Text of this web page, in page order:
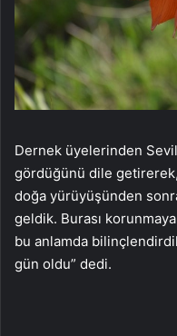
Dernek üyelerinden
gördüğünü dile
doğa yürüyüşünden
geldik. Burası
bu anlamda
gün oldu” dedi.